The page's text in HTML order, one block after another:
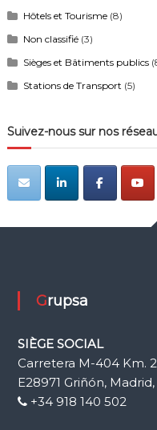
Hôtels et Tourisme(8)
Non classifié(3)
Sièges et Bâtiments publics
Stations de Transport (5)
Suivez-nous sur nos
Grupsa
SIÈGE SOCIAL
Carretera M-404 Km.
E28971 Griñón,
+34 918 140 502